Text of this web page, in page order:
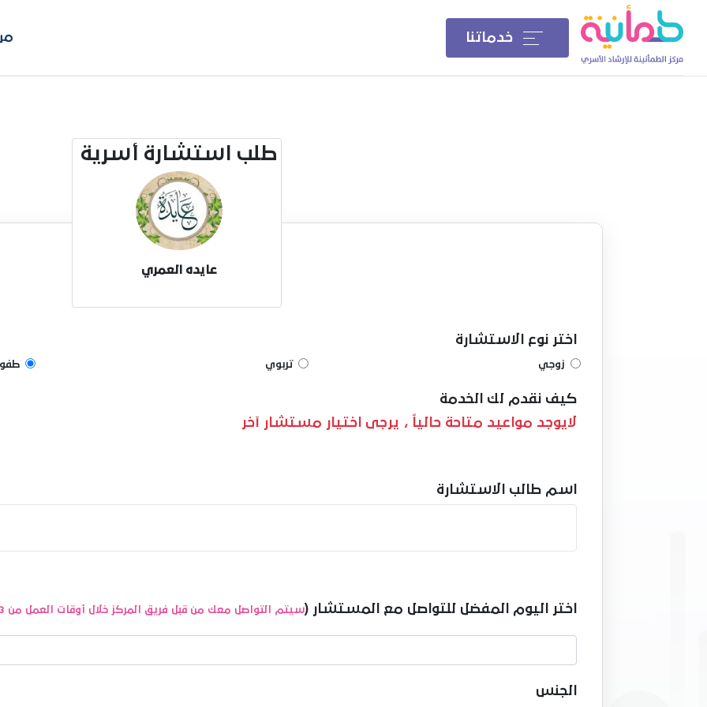
خدماتنا
طلب استشارة أسرية
عايده العمري
اختر نوع الاستشارة
زوجي تربوي
كيف نقدم لك الخدمة
لايوجد مواعيد متاحة حالياً ، يرجى اختيار مستشار آخر
اسم طالب الاستشارة
اختر اليوم المفضل للتواصل مع المستشار ( سيتم التواصل معك من قبل فريق المركز خلال أوقات العمل من 3م حتى 8م عبر الواتساب لتأكيد الموعد
الجنس